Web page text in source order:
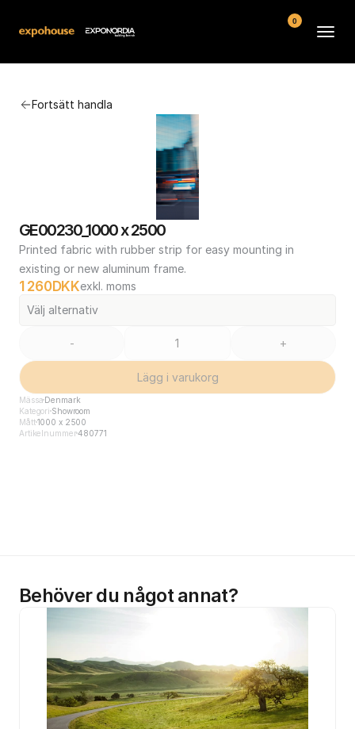
Fortsätt handla
GE00230_1000 x 2500
Printed fabric with rubber strip for easy mounting in
existing or new aluminum frame.
1 260DKKexkl. moms
Välj alternativ
- +
Lägg i varukorg
Mässa Denmark
Kategori Showroom
Mått1000 x 2500
Artikelnummer480771
Behöver du något annat?
Kontakt
Köpvillkor
0